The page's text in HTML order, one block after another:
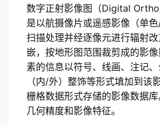
数字正射影像图（Digital
是以航摄像片或遥感影像（单
扫描处理并经逐像元进行辐射
嵌，按地形图范围裁剪成的影
素的信息以符号、线画、注记
（内/外）整饰等形式填加到该
栅格数据形式存储的影像数据
几何精度和影像特征。